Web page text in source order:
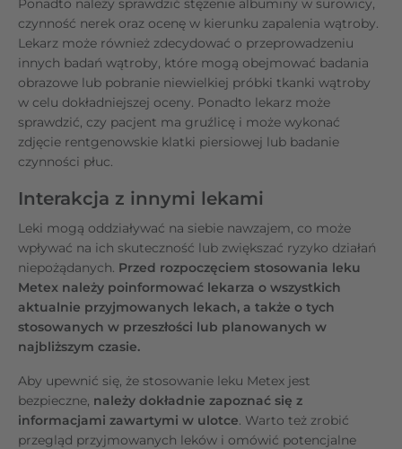
Ponadto należy sprawdzić stężenie albuminy w surowicy,
czynność nerek oraz ocenę w kierunku zapalenia wątroby.
Lekarz może również zdecydować o przeprowadzeniu
innych badań wątroby, które mogą obejmować badania
obrazowe lub pobranie niewielkiej próbki tkanki wątroby
w celu dokładniejszej oceny. Ponadto lekarz może
sprawdzić, czy pacjent ma gruźlicę i może wykonać
zdjęcie rentgenowskie klatki piersiowej lub badanie
czynności płuc.
Interakcja z innymi lekami
Leki mogą oddziaływać na siebie nawzajem, co może
wpływać na ich skuteczność lub zwiększać ryzyko działań
niepożądanych. Przed rozpoczęciem stosowania leku
Metex należy poinformować lekarza o wszystkich
aktualnie przyjmowanych lekach, a także o tych
stosowanych w przeszłości lub planowanych w
najbliższym czasie.
Aby upewnić się, że stosowanie leku Metex jest
bezpieczne, należy dokładnie zapoznać się z
informacjami zawartymi w ulotce. Warto też zrobić
przegląd przyjmowanych leków i omówić potencjalne